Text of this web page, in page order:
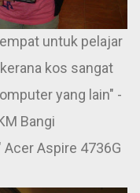
untuk pelajar
kos sangat
yang lain" -
Bangi
Acer Aspire 4736G